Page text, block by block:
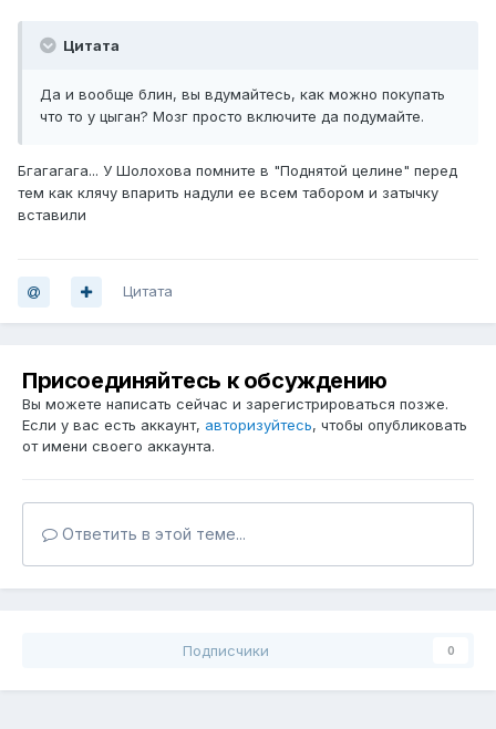
Цитата
Да и вообще блин, вы вдумайтесь, как можно покупать
что то у цыган? Мозг просто включите да подумайте.
Бгагагага... У Шолохова помните в "Поднятой целине" перед
тем как клячу впарить надули ее всем табором и затычку
вставили
Цитата
Присоединяйтесь к обсуждению
Вы можете написать сейчас и зарегистрироваться позже.
Если у вас есть аккаунт, авторизуйтесь, чтобы опубликовать
от имени своего аккаунта.
Ответить в этой теме...
Подписчики 0